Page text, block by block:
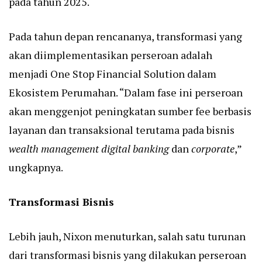
Pada tahun depan rencananya, transformasi yang
akan diimplementasikan perseroan adalah
menjadi One Stop Financial Solution dalam
Ekosistem Perumahan. “Dalam fase ini perseroan
akan menggenjot peningkatan sumber fee berbasis
layanan dan transaksional terutama pada bisnis
wealth management digital bankingdancorporate,”
ungkapnya.
Transformasi Bisnis
Lebih jauh, Nixon menuturkan, salah satu turunan
dari transformasi bisnis yang dilakukan perseroan